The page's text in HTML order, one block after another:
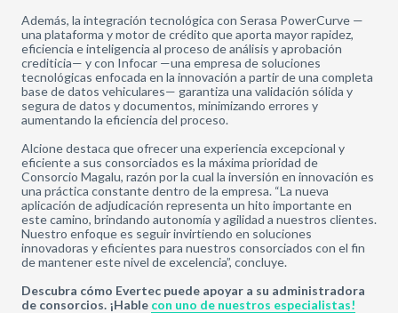
Además, la integración tecnológica con Serasa PowerCurve —
una plataforma y motor de crédito que aporta mayor rapidez,
eficiencia e inteligencia al proceso de análisis y aprobación
crediticia— y con Infocar —una empresa de soluciones
tecnológicas enfocada en la innovación a partir de una completa
base de datos vehiculares— garantiza una validación sólida y
segura de datos y documentos, minimizando errores y
aumentando la eficiencia del proceso.
Alcione destaca que ofrecer una experiencia excepcional y
eficiente a sus consorciados es la máxima prioridad de
Consorcio Magalu, razón por la cual la inversión en innovación es
una práctica constante dentro de la empresa. “La nueva
aplicación de adjudicación representa un hito importante en
este camino, brindando autonomía y agilidad a nuestros clientes.
Nuestro enfoque es seguir invirtiendo en soluciones
innovadoras y eficientes para nuestros consorciados con el fin
de mantener este nivel de excelencia”, concluye.
Descubra cómo Evertec puede apoyar a su administradora
de consorcios. ¡Hable con uno de nuestros especialistas!